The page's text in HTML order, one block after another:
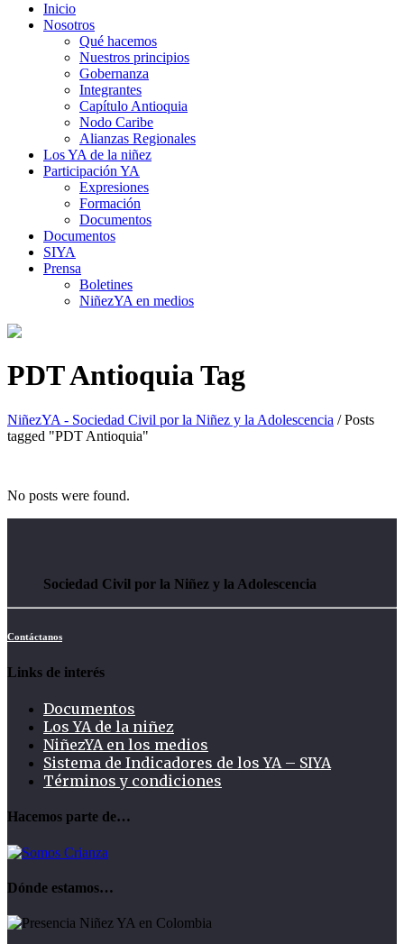
Inicio
Nosotros
Qué hacemos
Nuestros principios
Gobernanza
Integrantes
Capítulo Antioquia
Nodo Caribe
Alianzas Regionales
Los YA de la niñez
Participación YA
Expresiones
Formación
Documentos
Documentos
SIYA
Prensa
Boletines
NiñezYA en medios
PDT Antioquia Tag
NiñezYA - Sociedad Civil por la Niñez y la Adolescencia /Posts
tagged "PDT Antioquia"
No posts were found.
Sociedad Civil por la Niñez y la Adolescencia
Contáctanos
Links de interés
Documentos
Los YA de la niñez
NiñezYA en los medios
Sistema de Indicadores de los YA – SIYA
Términos y condiciones
Hacemos parte de…
Dónde estamos…